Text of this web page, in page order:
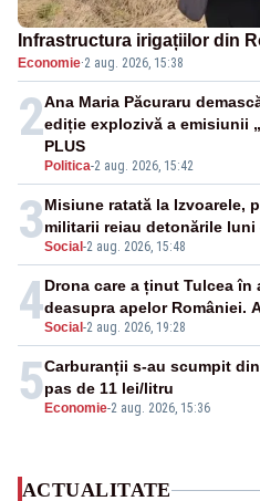
Infrastructura irigațiilor din
Economie·2 aug. 2026, 15:38
2
Politica-2 aug. 2026, 15:42
Ana Maria Păcuraru
ediție explozivă a emisiunii
PLUS
3Social -2 aug. 2026, 15:48
Misiune ratată la Izvoarele,
militarii reiau detonările luni
4Social -2 aug. 2026, 19:28
Drona care a ținut Tulcea în
deasupra apelor României.
5 Economie-2 aug. 2026, 15:36
Carburanții s-au scumpit
pas de 11 lei/litru
ACTUALITATE